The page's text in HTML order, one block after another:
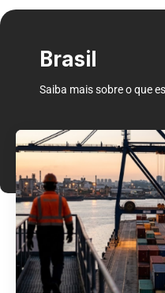
Brasil
Saiba mais sobre o que